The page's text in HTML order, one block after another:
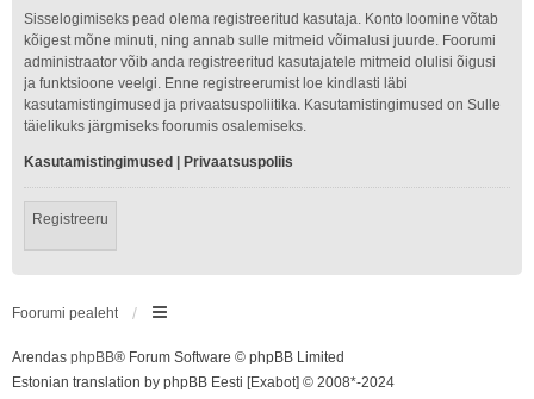
Sisselogimiseks pead olema registreeritud kasutaja. Konto loomine võtab
kõigest mõne minuti, ning annab sulle mitmeid võimalusi juurde. Foorumi
administraator võib anda registreeritud kasutajatele mitmeid olulisi õigusi
ja funktsioone veelgi. Enne registreerumist loe kindlasti läbi
kasutamistingimused ja privaatsuspoliitika. Kasutamistingimused on Sulle
täielikuks järgmiseks foorumis osalemiseks.
Kasutamistingimused Privaatsuspoliis
Registreeru
Foorumi pealeht
Arendas phpBB® Forum Software © phpBB Limited
Estonian translation by phpBB Eesti [Exabot] © 2008*-2024